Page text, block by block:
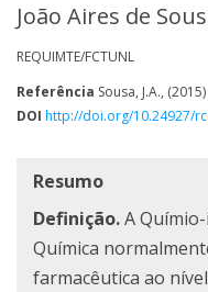
João Aires de
REQUIMTE/FCTUNL
Referência Sousa, J.A., (2015)
DOI http://doi.org/10.24927/
Resumo
Definição.A
Química
farmacêutica ao